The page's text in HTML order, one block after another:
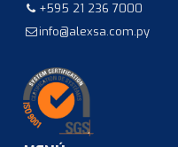
+595 21 236 7000
info@alexsa.com.py